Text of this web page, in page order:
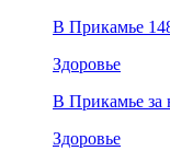
В Прикамье
Здоровье
В Прикамье за
Здоровье